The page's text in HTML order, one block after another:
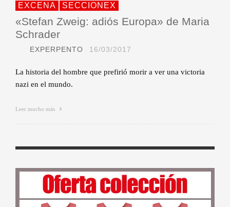
EXCENA SECCIONEX
«Stefan Zweig: adiós Europa» de Maria
Schrader
EXPERPENTO 16/03/2017
La historia del hombre que prefirió morir a ver una victoria
nazi en el mundo.
Leer mucho más